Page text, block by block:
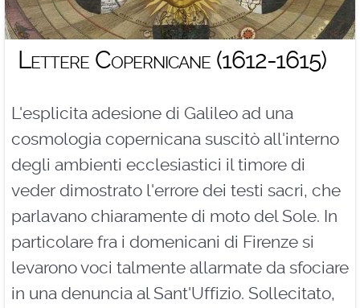
Lettere Copernicane (1612-1615)
L'esplicita adesione di Galileo ad una
cosmologia copernicana suscitò all'interno
degli ambienti ecclesiastici il timore di
veder dimostrato l'errore dei testi sacri, che
parlavano chiaramente di moto del Sole. In
particolare fra i domenicani di Firenze si
levarono voci talmente allarmate da sfociare
in una denuncia al Sant'Uffizio. Sollecitato,